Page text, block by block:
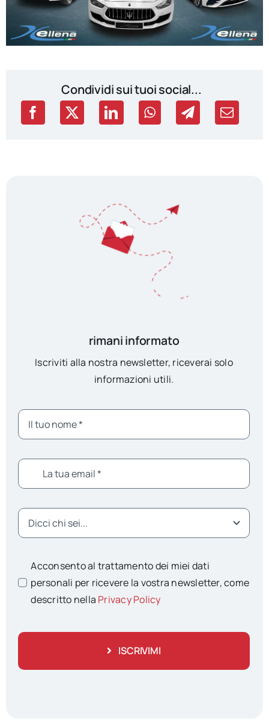
Condividi sui tuoi social...
rimani informato
Iscriviti alla nostra newsletter, riceverai solo
informazioni utili.
Acconsento al trattamento dei miei dati
personali per ricevere la vostra newsletter, come
descritto nella Privacy Policy
ISCRIVIMI